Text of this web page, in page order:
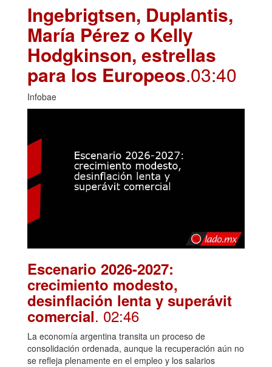
Ingebrigtsen, Duplantis,
María Pérez o Kelly
Hodgkinson, estrellas
para los Europeos.03:40
Infobae
Escenario 2026-2027:
crecimiento modesto,
desinflación lenta y superávit
comercial. 02:46
La economía argentina transita un proceso de
consolidación ordenada, aunque la recuperación aún no
se refleja plenamente en el empleo y los salarios